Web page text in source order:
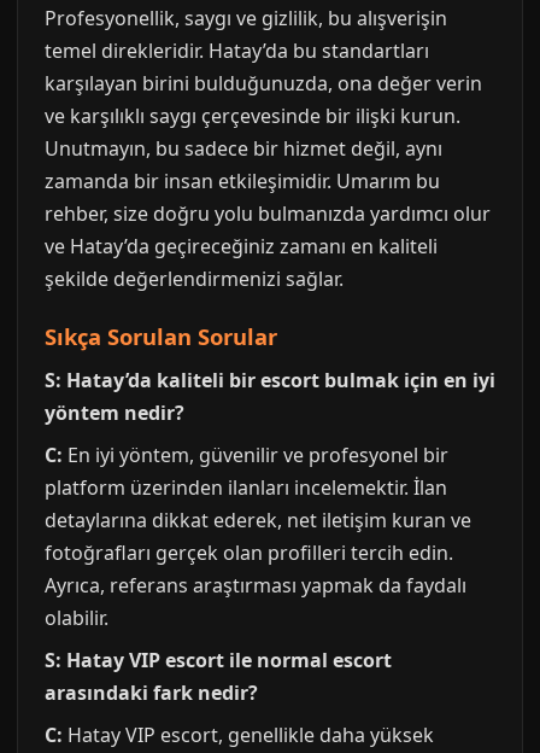
Profesyonellik, saygı ve gizlilik, bu alışverişin
temel direkleridir. Hatay’da bu standartları
karşılayan birini bulduğunuzda, ona değer verin
ve karşılıklı saygı çerçevesinde bir ilişki kurun.
Unutmayın, bu sadece bir hizmet değil, aynı
zamanda bir insan etkileşimidir. Umarım bu
rehber, size doğru yolu bulmanızda yardımcı olur
ve Hatay’da geçireceğiniz zamanı en kaliteli
şekilde değerlendirmenizi sağlar.
Sıkça Sorulan Sorular
S: Hatay’da kaliteli bir escort bulmak için en iyi
yöntem nedir?
C: En iyi yöntem, güvenilir ve profesyonel bir
platform üzerinden ilanları incelemektir. İlan
detaylarına dikkat ederek, net iletişim kuran ve
fotoğrafları gerçek olan profilleri tercih edin.
Ayrıca, referans araştırması yapmak da faydalı
olabilir.
S: Hatay VIP escort ile normal escort
arasındaki fark nedir?
C: Hatay VIP escort, genellikle daha yüksek